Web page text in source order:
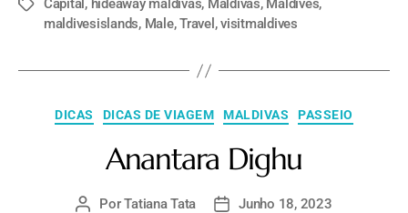
Capital , hideaway maldivas, Maldivas, Maldives,
maldivesislands, Male,Travel ,visitmaldives
DICAS DICAS DE VIAGEM MALDIVAS PASSEIO
Anantara Dighu
PorTatiana Tata Junho 18, 2023